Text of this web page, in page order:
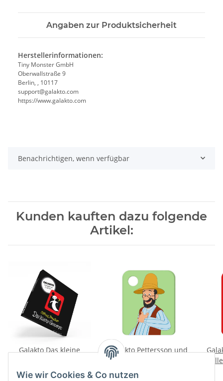
Wie wir Cookies & Co nutzen
Angaben zur Produktsicherheit
Herstellerinformationen:
Tiny Monster GmbH
Oberwallstraße 9
Berlin, , 10117
support@galakto.com
https://www.galakto.com
Benachrichtigen, wenn verfügbar
Kunden kauften dazu folgende
Artikel:
Galakto Das kleine
10,99 € *
Galakto Pettersson und
Findus - Duell unterm
9,99 €